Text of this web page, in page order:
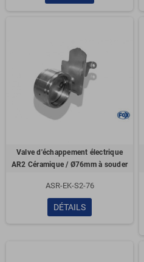
Valve d'échappement électrique
AR2 Céramique / Ø76mm à souder
ASR-EK-S2-76
DÉTAILS